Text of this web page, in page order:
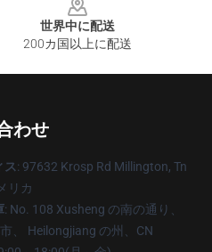
世界中に配送
200カ国以上に配送
わせ
ス: 97632 Krosp Rd Millington, Tn
リカ
: No. 108 Xusheng の南の通り、
、 Heilongjiang の州、CN